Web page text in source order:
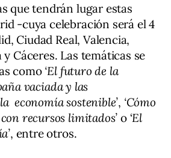
que tendrán lugar estas
-cuya celebración será el 4
Ciudad Real, Valencia,
Cáceres. Las temáticas se
como ‘El futuro de la
vaciada y las
economía sostenible’, ‘Cómo
recursos limitados’ o ‘El
, entre otros.